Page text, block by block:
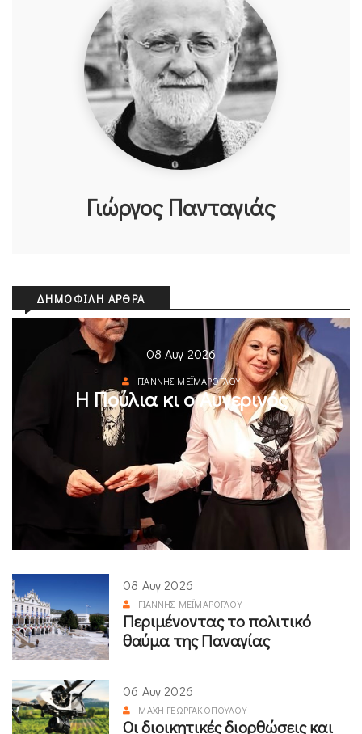
Γιώργος Πανταγιάς
ΔΗΜΟΦΙΛΉ ΆΡΘΡΑ
08 Αυγ 2026
ΓΙΆΝΝΗΣ ΜΕΪΜΆΡΟΓΛΟΥ
Η Πούλια κι ο Αυγερινός
08 Αυγ 2026
ΓΙΆΝΝΗΣ ΜΕΪΜΆΡΟΓΛΟΥ
Περιμένοντας το πολιτικό
θαύμα της Παναγίας
06 Αυγ 2026
ΜΆΧΗ ΓΕΩΡΓΑΚΟΠΟΎΛΟΥ
Οι διοικητικές διορθώσεις και